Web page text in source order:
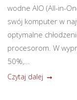
wodne AIO (All-in-
swój komputer w
optymalne
procesorom. W
50%,...
Czytaj dalej